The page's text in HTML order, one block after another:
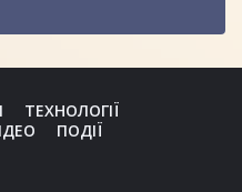
ТЕХНОЛОГІЇ
ПОДІЇ